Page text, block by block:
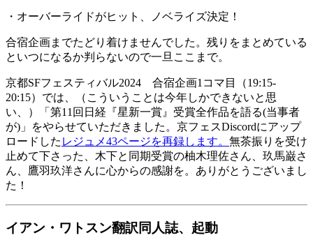
・オーバーライドがヒット、ノベライズ決定！
合宿企画までたどり着けませんでした。残りをまとめている
といつになるか判らないので一旦ここまで。
京都SFフェスティバル2024 合宿企画1コマ目（19:15-
20:15）では、（こういうことは今年しかできないと思
い、）「第11回日経『星新一賞』受賞全作品を語る(当事者
が)」をやらせていただきました。京フェスDiscordにアップ
ロードした レジュメ43ページを再録します。 無茶振りを受け
止めて下さった、木下と同期受賞の柚木理佐さん、玖馬巌さ
ん、鷹羽玖洋さんに心からの感謝を。ありがとうございまし
た！
イアン・ワトスン翻訳同人誌、起動